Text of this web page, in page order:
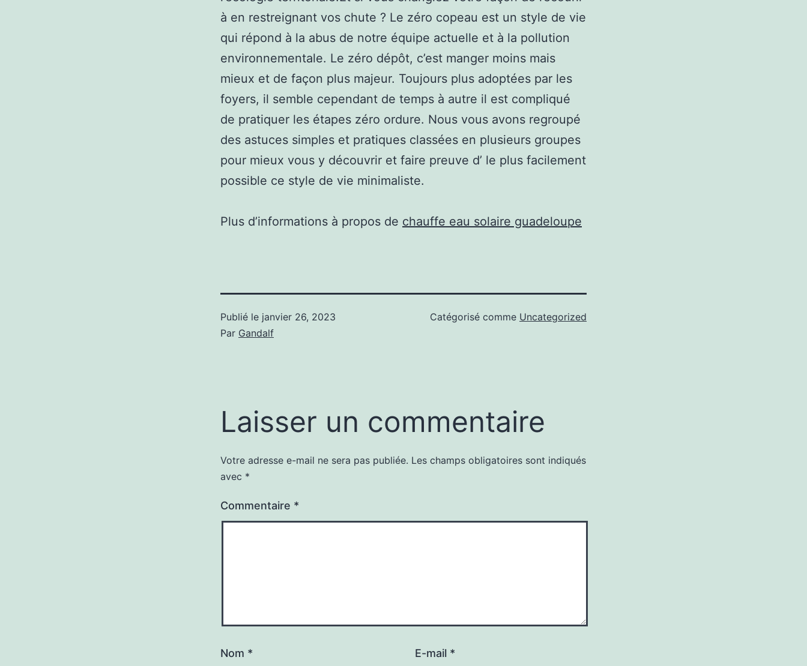
à en restreignant vos chute ? Le zéro copeau est un style de vie
qui répond à la abus de notre équipe actuelle et à la pollution
environnementale. Le zéro dépôt, c’est manger moins mais
mieux et de façon plus majeur. Toujours plus adoptées par les
foyers, il semble cependant de temps à autre il est compliqué
de pratiquer les étapes zéro ordure. Nous vous avons regroupé
des astuces simples et pratiques classées en plusieurs groupes
pour mieux vous y découvrir et faire preuve d’ le plus facilement
possible ce style de vie minimaliste.
Plus d’informations à propos de chauffe eau solaire guadeloupe
Publié le janvier 26, 2023
Par Gandalf
Catégorisé comme Uncategorized
Laisser un commentaire
Votre adresse e-mail ne sera pas publiée. Les champs obligatoires sont indiqués
avec *
Commentaire *
Nom * E-mail *